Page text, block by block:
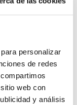
personalizar
de redes
web con
y análisis